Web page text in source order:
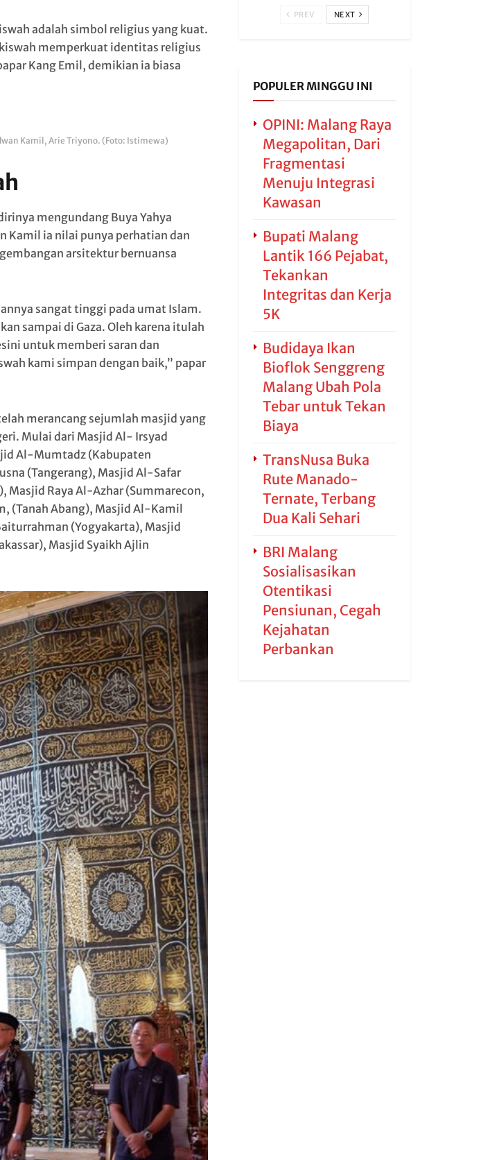
adalah simbol religius yang kuat.
memperkuat identitas religius
Kang Emil, demikian ia biasa
Kamil, Arie Triyono. (Foto: Istimewa)
mengundang Buya Yahya
Kamil ia nilai punya perhatian dan
arsitektur bernuansa
sangat tinggi pada umat Islam.
sampai di Gaza. Oleh karena itulah
untuk memberi saran dan
kami simpan dengan baik,” papar
merancang sejumlah masjid yang
Mulai dari Masjid Al- Irsyad
Al-Mumtadz (Kabupaten
(Tangerang), Masjid Al-Safar
Masjid Raya Al-Azhar (Summarecon,
(Tanah Abang), Masjid Al-Kamil
(Yogyakarta), Masjid
Masjid Syaikh Ajlin
PREV NEXT
POPULER MINGGU INI
OPINI: Malang Raya
Megapolitan, Dari
Fragmentasi
Menuju Integrasi
Kawasan
Bupati Malang
Lantik 166 Pejabat,
Tekankan
Integritas dan Kerja
5K
Budidaya Ikan
Bioflok Senggreng
Malang Ubah Pola
Tebar untuk Tekan
Biaya
TransNusa Buka
Rute Manado-
Ternate, Terbang
Dua Kali Sehari
BRI Malang
Sosialisasikan
Otentikasi
Pensiunan, Cegah
Kejahatan
Perbankan